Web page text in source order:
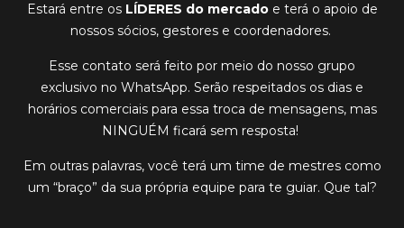
Estará entre os LÍDERES do mercadoe terá o apoio de
nossos sócios, gestores e coordenadores.
Esse contato será feito por meio do nosso grupo
exclusivo no WhatsApp. Serão respeitados os dias e
horários comerciais para essa troca de mensagens, mas
NINGUÉM ficará sem resposta!
Em outras palavras, você terá um time de mestres como
um “braço” da sua própria equipe para te guiar. Que tal?